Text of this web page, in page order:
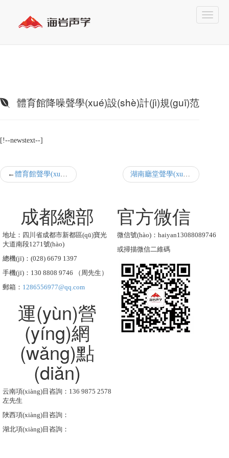
體育館降噪聲學(xué)設(shè)計(jì)規(guī)范
[!--newstext--]
體育館聲學(xué)設(shè)計(jì)價(jià)目表 湖南廳堂聲學(xué)設(shè)計(jì)工程
成都總部
地址：四川省成都市新都區(qū)寶光
大道南段1271號(hào)
總機(jī)：(028) 6679 1397
手機(jī)：130 8808 9746 （周先生）
郵箱： 1286556977@qq.com
運(yùn)營
(yíng)網
(wǎng)點
(diǎn)
云南項(xiàng)目咨詢：136 9875 2578
左先生
陜西項(xiàng)目咨詢：
湖北項(xiàng)目咨詢：
官方微信
微信號(hào)：haiyan13088089746
或掃描微信二維碼